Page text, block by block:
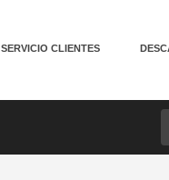
SERVICIO CLIENTES